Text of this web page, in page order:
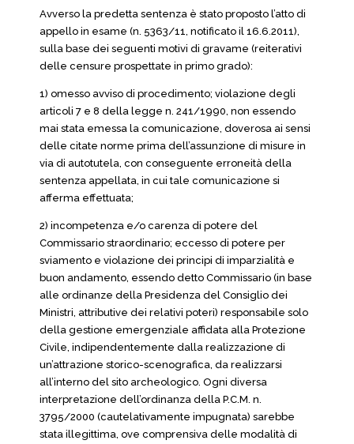
Avverso la predetta sentenza è stato proposto l’atto di
appello in esame (n. 5363/11, notificato il 16.6.2011),
sulla base dei seguenti motivi di gravame (reiterativi
delle censure prospettate in primo grado):
1) omesso avviso di procedimento; violazione degli
articoli 7 e 8 della legge n. 241/1990, non essendo
mai stata emessa la comunicazione, doverosa ai sensi
delle citate norme prima dell’assunzione di misure in
via di autotutela, con conseguente erroneità della
sentenza appellata, in cui tale comunicazione si
afferma effettuata;
2) incompetenza e/o carenza di potere del
Commissario straordinario; eccesso di potere per
sviamento e violazione dei principi di imparzialità e
buon andamento, essendo detto Commissario (in base
alle ordinanze della Presidenza del Consiglio dei
Ministri, attributive dei relativi poteri) responsabile solo
della gestione emergenziale affidata alla Protezione
Civile, indipendentemente dalla realizzazione di
un’attrazione storico-scenografica, da realizzarsi
all’interno del sito archeologico. Ogni diversa
interpretazione dell’ordinanza della P.C.M. n.
3795/2000 (cautelativamente impugnata) sarebbe
stata illegittima, ove comprensiva delle modalità di